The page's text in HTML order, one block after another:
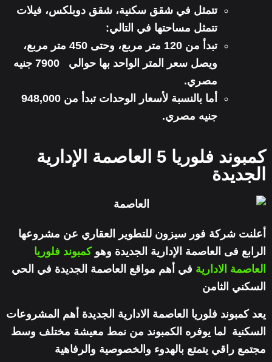
تتمثل في شقق سكنية، شقق دوبلكس، فيلات
تتمثل مساحتها في التالي:
تبدأ من 120 متر مربع، وحتى 450 متر مربع،
ويصل سعر المتر الواحد بها حوالي 7900 جنيه
مصري.
أما بالنسبة لأسعار الوحدات تبدأ من 948,000
جنيه مصري.
كمبوند فلوريا 5 العاصمة الإدارية
الجديدة
أعلنت شركة فور سيزون للتطوير العقاري عن مشروعها
الرابع فى العاصمة الإدارية الجديدة وهوكمبوند فلوريا
العاصمة الادارية في أهم مواقع العاصمة الجديدة في الحي
السكني الثامن
يعدكمبوند فلوريا العاصمة الادارية الجديدة أهم المشروعات
السكنية لما يوفره الكمبوند من نمط معيشة مختلف وسط
مجتمع راقي يتمتع بالهدوء والخصوصية والرفاهية